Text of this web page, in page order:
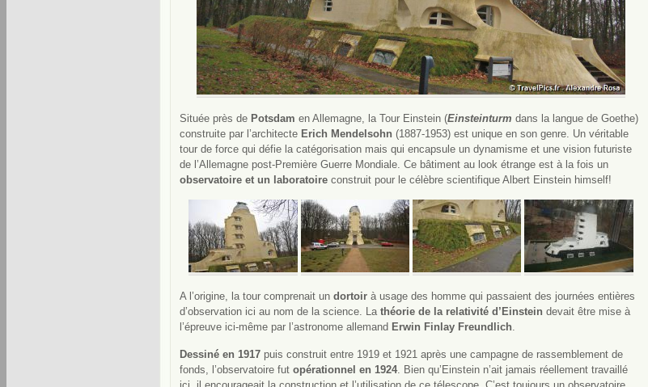
Située près de Potsdam en Allemagne, la Tour Einstein (Einsteinturm dans la langue de Goethe)
construite par l’architecte Erich Mendelsohn (1887-1953) est unique en son genre. Un véritable
tour de force qui défie la catégorisation mais qui encapsule un dynamisme et une vision futuriste
de l’Allemagne post-Première Guerre Mondiale. Ce bâtiment au look étrange est à la fois un
observatoire et un laboratoire construit pour le célèbre scientifique Albert Einstein himself!
A l’origine, la tour comprenait un dortoir à usage des homme qui passaient des journées entières
d’observation ici au nom de la science. La théorie de la relativité d’Einstein devait être mise à
l’épreuve ici-même par l’astronome allemand Erwin Finlay Freundlich.
Dessiné en 1917 puis construit entre 1919 et 1921 après une campagne de rassemblement de
fonds, l’observatoire fut opérationnel en 1924. Bien qu’Einstein n’ait jamais réellement travaillé